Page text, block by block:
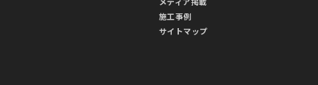
施工事例
サイトマップ